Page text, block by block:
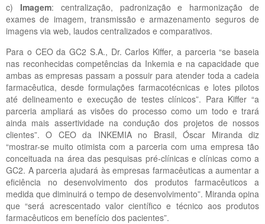
c) Imagem: centralização, padronização e harmonização de
exames de imagem, transmissão e armazenamento seguros de
imagens via web, laudos centralizados e comparativos.
Para o CEO da GC2 S.A., Dr. Carlos Kiffer, a parceria “se baseia
nas reconhecidas competências da Inkemia e na capacidade que
ambas as empresas passam a possuir para atender toda a cadeia
farmacêutica, desde formulações farmacotécnicas e lotes pilotos
até delineamento e execução de testes clínicos”. Para Kiffer “a
parceria ampliará as visões do processo como um todo e trará
ainda mais assertividade na condução dos projetos de nossos
clientes”. O CEO da INKEMIA no Brasil, Óscar Miranda diz
“mostrar-se muito otimista com a parceria com uma empresa tão
conceituada na área das pesquisas pré-clínicas e clínicas como a
GC2. A parceria ajudará às empresas farmacêuticas a aumentar a
eficiência no desenvolvimento dos produtos farmacêuticos a
medida que diminuirá o tempo de desenvolvimento”. Miranda opina
que “será acrescentado valor científico e técnico aos produtos
farmacêuticos em benefício dos pacientes”.